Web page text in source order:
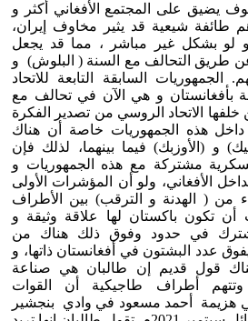
يضيق على المجتمع الأفغاني أكثر و
طائفة شيعية قد يثير مخاوف إيران،
و لو بشكل غير مباشر ، مما قد يجعل
طريق التحالف مع السنة ( البلوش) و
السابقة التابعة للاتحاد
بأفغانستان و هي الآن في تحالف مع
خلفها الاتحاد الروسي من تصدير الفكرة
داخل هذه الجمهوريات خاصة أن هناك
و (الأوزبك) فيما بينهما، لذلك فإن
مشتركة مع هذه الجمهوريات و
الأفغاني، ولو أن المؤشرات الأولى
من ( الهدنة و الترقب) بين الأطراف
أن تكون باكستان لها علاقة وثيقة و
في حدود وفوق ذلك هناك من
عدد البشتون في أفغانستان ذاتها، و
قول قديم إن طالبان هي صناعة
وتتهم أطراف طاجيكية أن القوات
هزيمة أحمد مسعود في وادي بنجشير